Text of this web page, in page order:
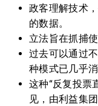
政客理解技术
的数据。
立法旨在抓捕
过去可以通过
种模式已几乎消
这种“反复投票
见，由利益集团